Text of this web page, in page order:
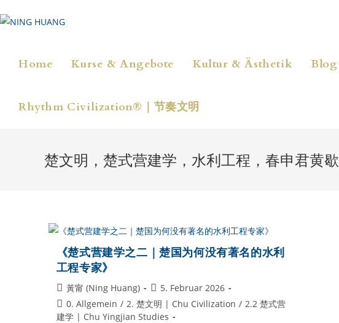
Inhalt
Home Kurse & Angebote Kultur & Ästhetik Blog
Rhythm Civilization®｜节奏文明
楚文明，楚式营建学，水利工程，春申君黄歇
《楚式营建学之二｜楚国为何没有著名的水利
工程专家》
Beitrags-
Autor:
黃甯 (Ning Huang)
Beitrag
veröffentlicht:
5. Februar 2026
Beitrags-
Kategorie:
0. Allgemein / 2. 楚文明 | Chu Civilization / 2.2 楚式营
建学 | Chu Yingjian Studies